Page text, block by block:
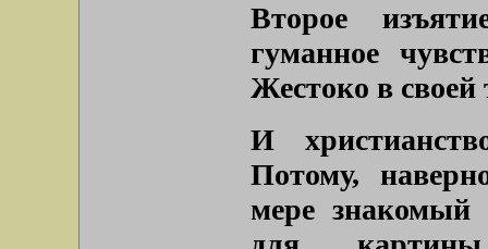
Второе
гуманное
Жестоко в своей
И
Потому,
мере знакомый